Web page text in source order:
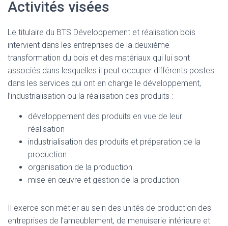
Activités visées
Le titulaire du BTS Développement et réalisation bois
intervient dans les entreprises de la deuxième
transformation du bois et des matériaux qui lui sont
associés dans lesquelles il peut occuper différents postes
dans les services qui ont en charge le développement,
l’industrialisation ou la réalisation des produits :
développement des produits en vue de leur
réalisation
industrialisation des produits et préparation de la
production
organisation de la production
mise en œuvre et gestion de la production
Il exerce son métier au sein des unités de production des
entreprises de l’ameublement, de menuiserie intérieure et